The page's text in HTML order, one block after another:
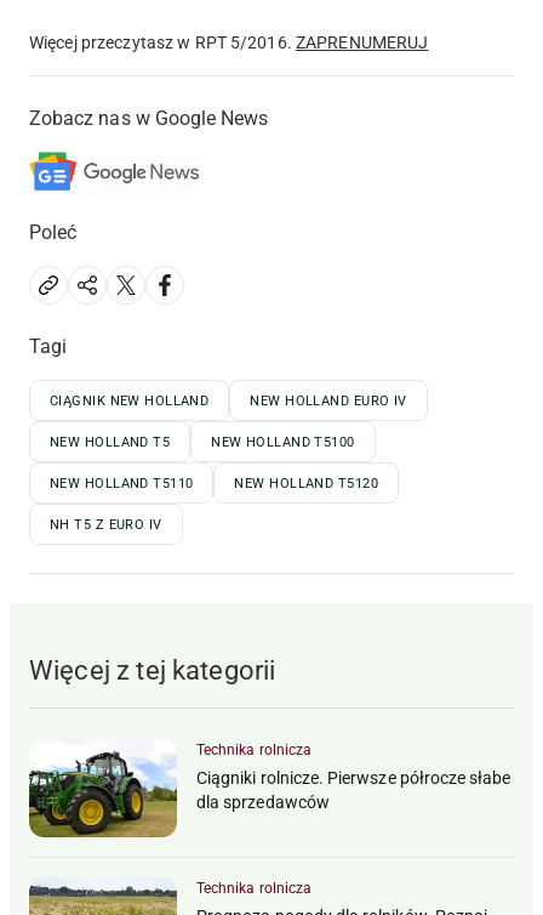
Więcej przeczytasz w RPT 5/2016. ZAPRENUMERUJ
Zobacz nas w Google News
Poleć
Tagi
CIĄGNIK NEW HOLLAND NEW HOLLAND EURO IV
NEW HOLLAND T5 NEW HOLLAND T5100
NEW HOLLAND T5110 NEW HOLLAND T5120
NH T5 Z EURO IV
Więcej z tej kategorii
Technika rolnicza
Ciągniki rolnicze. Pierwsze półrocze słabe
dla sprzedawców
Technika rolnicza